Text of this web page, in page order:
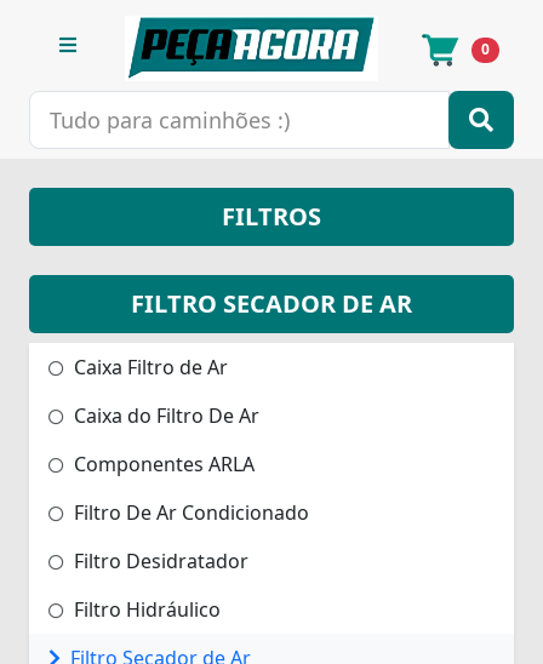
0
FILTROS
FILTRO SECADOR DE AR
Caixa Filtro de Ar
Caixa do Filtro De Ar
Componentes ARLA
Filtro De Ar Condicionado
Filtro Desidratador
Filtro Hidráulico
Filtro Secador de Ar